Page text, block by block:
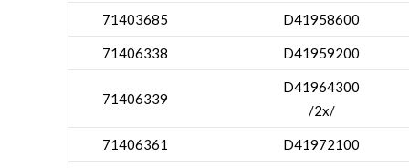
71403685 D41958600
71406338 D41959200
71406339
D41964300
/2x/
71406361 D41972100